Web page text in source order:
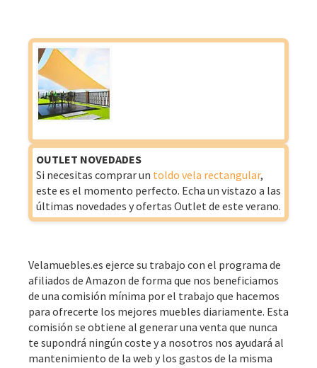
OUTLET NOVEDADES
Si necesitas comprar un toldo vela rectangular,
este es el momento perfecto. Echa un vistazo a las
últimas novedades y ofertas Outlet de este verano.
Velamuebles.es ejerce su trabajo con el programa de
afiliados de Amazon de forma que nos beneficiamos
de una comisión mínima por el trabajo que hacemos
para ofrecerte los mejores muebles diariamente. Esta
comisión se obtiene al generar una venta que nunca
te supondrá ningún coste y a nosotros nos ayudará al
mantenimiento de la web y los gastos de la misma